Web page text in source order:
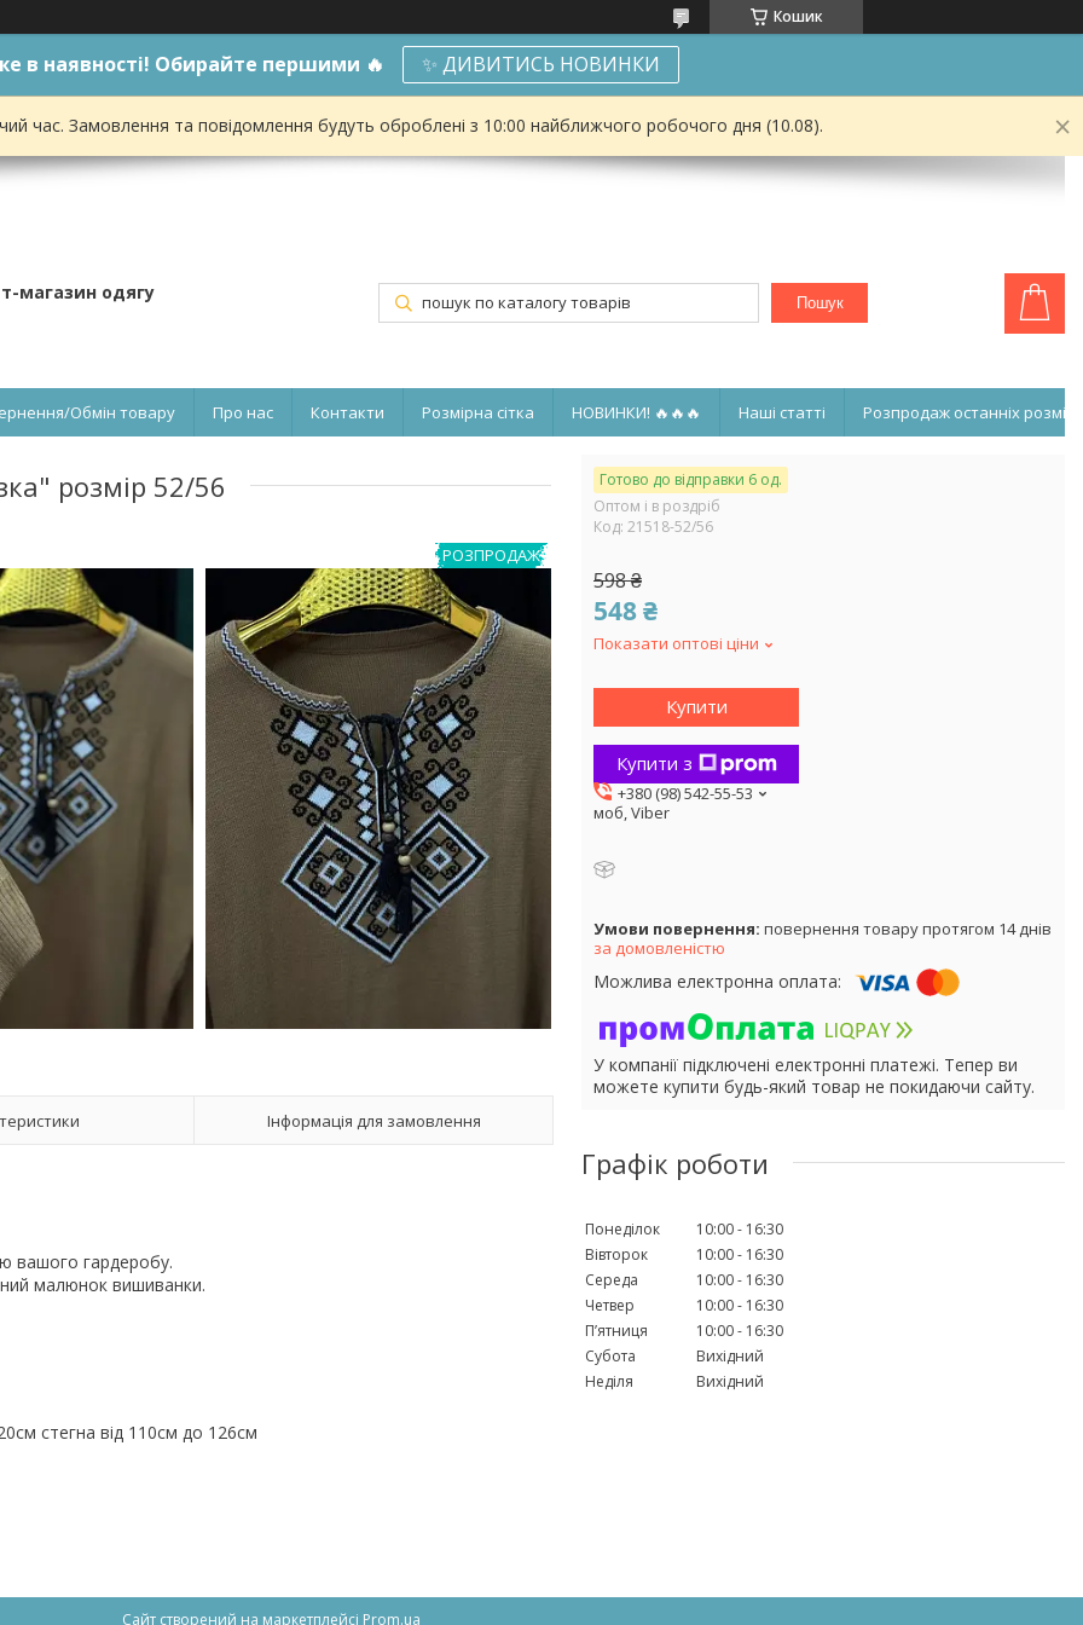
Кошик
в наявності! Обирайте першими 🔥 ✨ ДИВИТИСЬ НОВИНКИ
час. Замовлення та повідомлення будуть оброблені з 10:00 найближчого робочого дня (10.08).
магазин одягу Пошук
Обмін товару Про нас Контакти Розмірна сітка НОВИНКИ! 🔥🔥🔥 Наші статті Розпродаж останніх
розмір 52/56
РОЗПРОДАЖ
Інформація для замовлення
вашого гардеробу.
малюнок вишиванки.
стегна від 110см до 126см
Готово до відправки 6 од.
Оптом і в роздріб
Код: 21518-52/56
598 ₴
548 ₴
Показати оптові ціни
Купити
Купити з
+380 (98) 542-55-53
моб, Viber
повернення товару протягом 14 днів
за домовленістю
У компанії підключені електронні платежі. Тепер ви
можете купити будь-який товар не покидаючи сайту.
Графік роботи
Понеділок 10:00
16:30
Вівторок
10:00
16:30
Середа
10:00
16:30
Четвер
10:00
16:30
Пʼятниця
10:00
16:30
Субота
Вихідний
Неділя
Вихідний
Сайт створений на маркетплейсі Prom.ua